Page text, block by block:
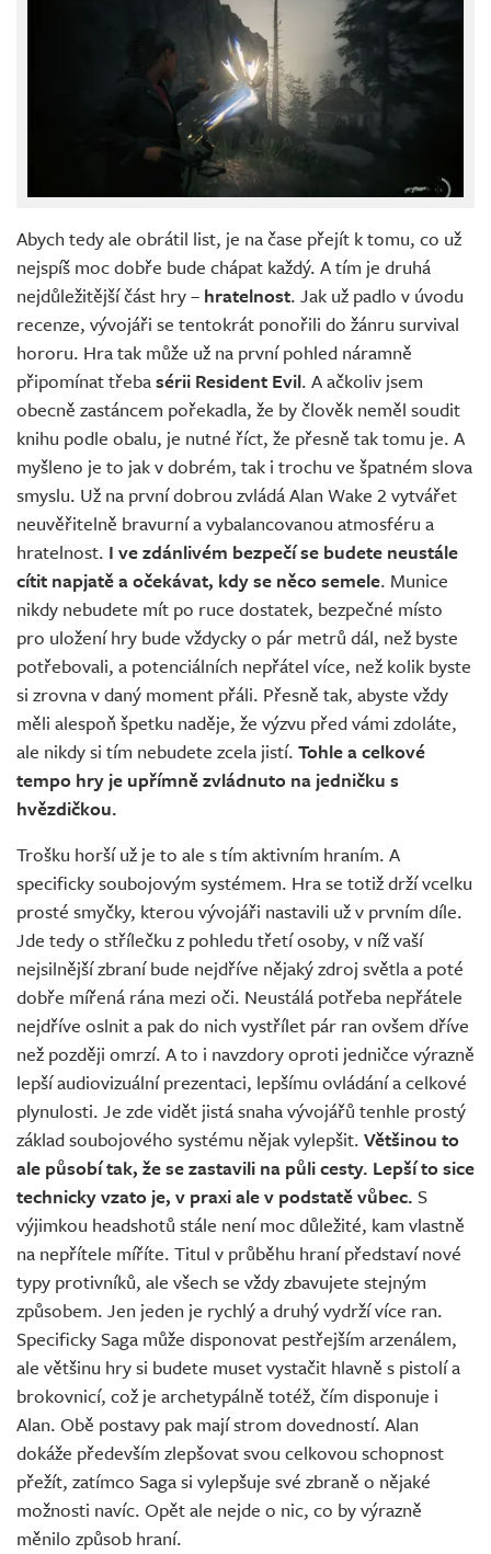
Abych tedy ale obrátil list, je na čase přejít k tomu, co už
nejspíš moc dobře bude chápat každý. A tím je druhá
nejdůležitější část hry – hratelnost. Jak už padlo v úvodu
recenze, vývojáři se tentokrát ponořili do žánru survival
hororu. Hra tak může už na první pohled náramně
připomínat třebasérii Resident Evil. A ačkoliv jsem
obecně zastáncem pořekadla, že by člověk neměl soudit
knihu podle obalu, je nutné říct, že přesně tak tomu je. A
myšleno je to jak v dobrém, tak i trochu ve špatném slova
smyslu. Už na první dobrou zvládá Alan Wake 2 vytvářet
neuvěřitelně bravurní a vybalancovanou atmosféru a
hratelnost. I ve zdánlivém bezpečí se budete neustále
cítit napjatě a očekávat, kdy se něco semele. Munice
nikdy nebudete mít po ruce dostatek, bezpečné místo
pro uložení hry bude vždycky o pár metrů dál, než byste
potřebovali, a potenciálních nepřátel více, než kolik byste
si zrovna v daný moment přáli. Přesně tak, abyste vždy
měli alespoň špetku naděje, že výzvu před vámi zdoláte,
ale nikdy si tím nebudete zcela jistí. Tohle a celkové
tempo hry je upřímně zvládnuto na jedničku s
hvězdičkou.
Trošku horší už je to ale s tím aktivním hraním. A
specificky soubojovým systémem. Hra se totiž drží vcelku
prosté smyčky, kterou vývojáři nastavili už v prvním díle.
Jde tedy o střílečku z pohledu třetí osoby, v níž vaší
nejsilnější zbraní bude nejdříve nějaký zdroj světla a poté
dobře mířená rána mezi oči. Neustálá potřeba nepřátele
nejdříve oslnit a pak do nich vystřílet pár ran ovšem dříve
než později omrzí. A to i navzdory oproti jedničce výrazně
lepší audiovizuální prezentaci, lepšímu ovládání a celkové
plynulosti. Je zde vidět jistá snaha vývojářů tenhle prostý
základ soubojového systému nějak vylepšit. Většinou to
ale působí tak, že se zastavili na půli cesty. Lepší to sice
technicky vzato je, v praxi ale v podstatě vůbec. S
výjimkou headshotů stále není moc důležité, kam vlastně
na nepřítele míříte. Titul v průběhu hraní představí nové
typy protivníků, ale všech se vždy zbavujete stejným
způsobem. Jen jeden je rychlý a druhý vydrží více ran.
Specificky Saga může disponovat pestřejším arzenálem,
ale většinu hry si budete muset vystačit hlavně s pistolí a
brokovnicí, což je archetypálně totéž, čím disponuje i
Alan. Obě postavy pak mají strom dovedností. Alan
dokáže především zlepšovat svou celkovou schopnost
přežít, zatímco Saga si vylepšuje své zbraně o nějaké
možnosti navíc. Opět ale nejde o nic, co by výrazně
měnilo způsob hraní.